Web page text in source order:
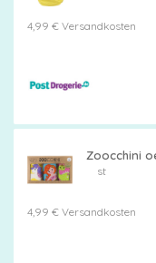
4,99 € Versandkosten
Zoocchini
st
4,99 € Versandkosten